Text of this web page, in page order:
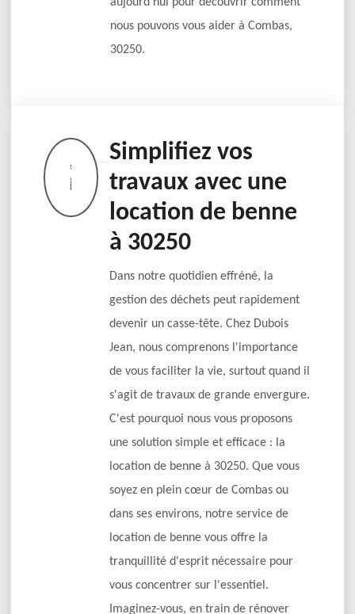
nous pouvons vous aider à Combas,
30250.
Simplifiez vos
travaux avec une
location de benne
à 30250
Dans notre quotidien effréné, la
gestion des déchets peut rapidement
devenir un casse-tête. Chez Dubois
Jean, nous comprenons l'importance
de vous faciliter la vie, surtout quand il
s'agit de travaux de grande envergure.
C'est pourquoi nous vous proposons
une solution simple et efficace : la
location de benne à 30250. Que vous
soyez en plein cœur de Combas ou
dans ses environs, notre service de
location de benne vous offre la
tranquillité d'esprit nécessaire pour
vous concentrer sur l'essentiel.
Imaginez-vous, en train de rénover